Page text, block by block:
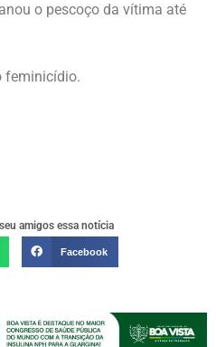
o pescoço da vítima até
feminicídio.
amigos essa notícia
Facebook